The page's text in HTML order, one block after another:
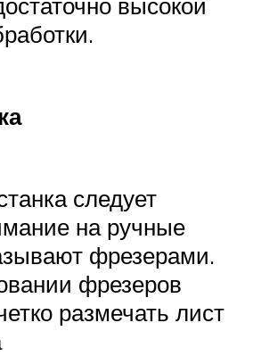
высокой
следует
на ручные
фрезерами.
фрезеров
размечать лист